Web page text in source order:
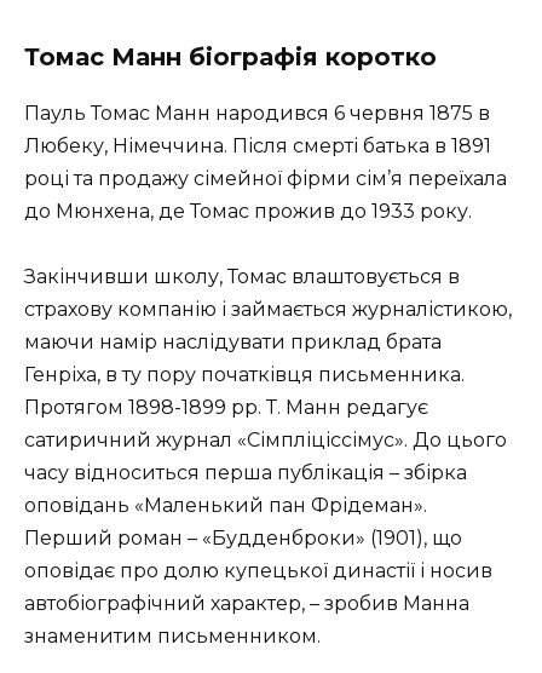
Томас Манн біографія коротко
Пауль Томас Манн народився 6 червня 1875 в
Любеку, Німеччина. Після смерті батька в 1891
році та продажу сімейної фірми сім’я переїхала
до Мюнхена, де Томас прожив до 1933 року.
Закінчивши школу, Томас влаштовується в
страхову компанію і займається журналістикою,
маючи намір наслідувати приклад брата
Генріха, в ту пору початківця письменника.
Протягом 1898-1899 рр. Т. Манн редагує
сатиричний журнал «Сімпліціссімус». До цього
часу відноситься перша публікація – збірка
оповідань «Маленький пан Фрідеман».
Перший роман – «Будденброки» (1901), що
оповідає про долю купецької династії і носив
автобіографічний характер, – зробив Манна
знаменитим письменником.